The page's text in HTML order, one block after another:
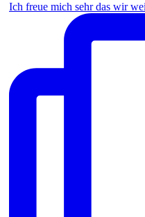
Ich freue mich sehr das wir